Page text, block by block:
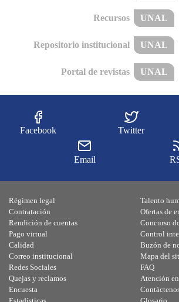
Recursos UNAL
Repositorio institucional UNAL
Portal de revistas UNAL
Facebook Twitter
Email
Régimen legal
Contratación
Rendición de cuentas
Pago virtual
Calidad
Talento
Ofertas de
Concurso
Control
Buzón de
Correo institucional
Redes Sociales
Quejas y reclamos
Encuesta
Mapa del
FAQ
Atención